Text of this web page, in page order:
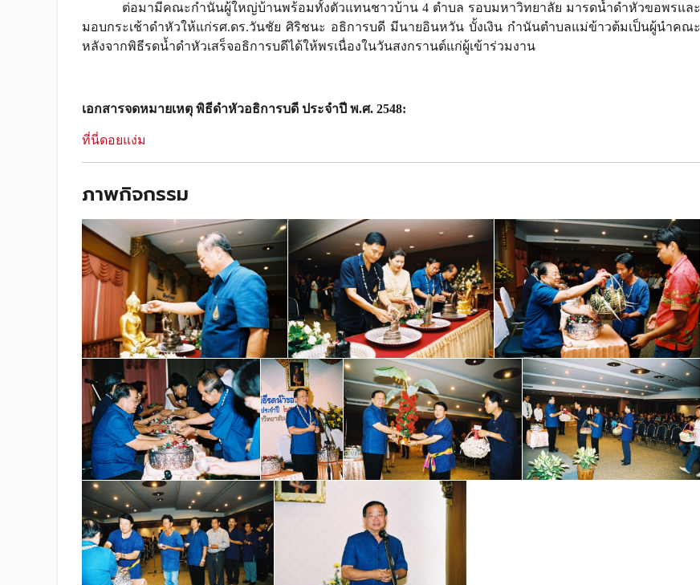
ต่อมามีคณะกำนันผู้ใหญ่บ้านพร้อมทั้งตัวแทนชาวบ้าน 4 ตำบล รอบมหาวิทยาลัย มารดน้ำดำหัวขอพรและ
มอบกระเช้าดำหัวให้แก่รศ.ดร.วันชัย ศิริชนะ อธิการบดี มีนายอินหวัน บั้งเงิน กำนันตำบลแม่ข้าวต้มเป็นผู้นำคณะ
หลังจากพิธีรดน้ำดำหัวเสร็จอธิการบดีได้ให้พรเนื่องในวันสงกรานต์แก่ผู้เข้าร่วมงาน
เอกสารจดหมายเหตุ พิธีดำหัวอธิการบดี ประจำปี พ.ศ. 2548:
ที่นี่ดอยแง่ม
ภาพกิจกรรม